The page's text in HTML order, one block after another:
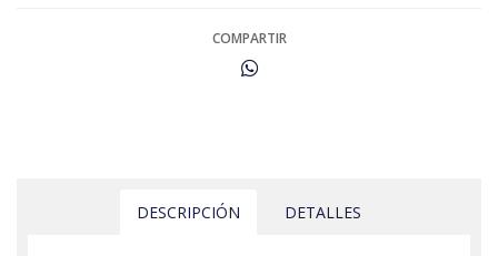
COMPARTIR
DESCRIPCIÓN DETALLES